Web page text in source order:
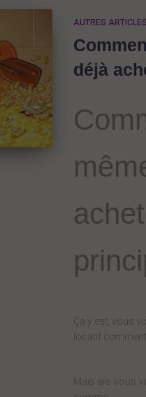
AUTRES ARTICLES
déjà
Ça y est, vous
locatif comment
Mais aïe, vous